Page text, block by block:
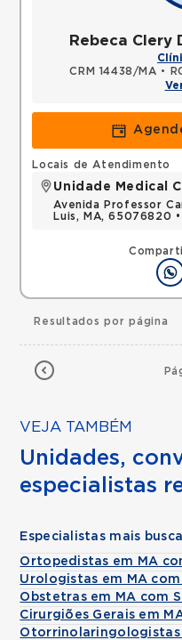
Rebeca Clery
CRM 14438/MA •
Locais de Atendimento
Unidade Medical
Avenida Professor
Luis, MA, 65076820 •
Resultados por página
VEJA TAMBÉM
Unidades,
especialistas
Especialistas mais
Ortopedistas em MA
Urologistas em MA com
Obstetras em MA com
Cirurgiões Gerais em
Otorrinolaringologistas